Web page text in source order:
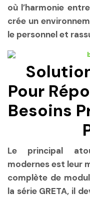
où l’harmonie
crée un
le personnel et
Pour
Besoins
Le principal
modernes est leur
complète de
la série GRETA, il